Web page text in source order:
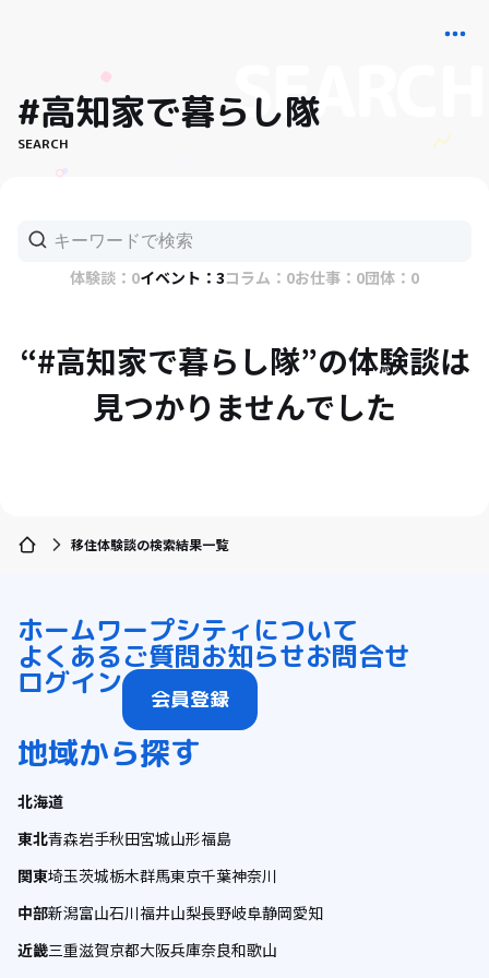
#高知家で暮らし隊
SEARCH
体験談：0イベント：3コラム：0お仕事：0団体：0
“#高知家で暮らし隊”の体験談は
見つかりませんでした
移住体験談の検索結果一覧
ホームワープシティについて
よくあるご質問お知らせお問合せ
ログイン 会員登録
地域から探す
北海道
東北青森岩手秋田宮城山形福島
関東埼玉茨城栃木群馬東京千葉神奈川
中部新潟富山石川福井山梨長野岐阜静岡愛知
近畿三重滋賀京都大阪兵庫奈良和歌山